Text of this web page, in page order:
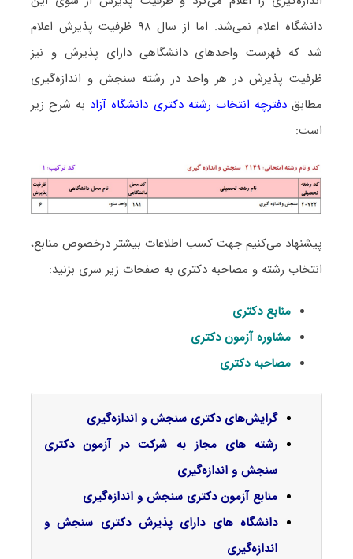
دانشگاه اعلام نمی‌شد. اما از سال ۹۸ ظرفیت پذیرش اعلام
شد که فهرست واحدهای دانشگاهی دارای پذیرش و نیز
ظرفیت پذیرش در هر واحد در رشته ﺳﻨﺠﺶ و اﻧﺪازهﮔﻴﺮی
مطابقدفترچه انتخاب رشته دکتری دانشگاه آزاد به شرح زیر
است:
پیشنهاد می‌کنیم جهت کسب اطلاعات بیشتر درخصوص منابع،
انتخاب رشته و مصاحبه دکتری به صفحات زیر سری بزنید:
منابع دکتری
مشاوره آزمون دکتری
مصاحبه دکتری
گرایش‌های دکتری ﺳﻨﺠﺶ و اﻧﺪازهﮔﻴﺮی
رشته های مجاز به شرکت در آزمون دکتری
سنجش و اندازه‌گیری
منابع آزمون دکتری سنجش و اندازه‌گیری
دانشگاه های دارای پذیرش دکتری سنجش و
اندازه‌گیری